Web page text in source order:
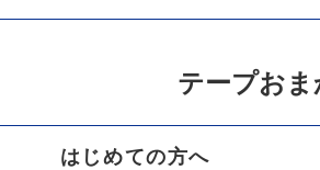
テープお
はじめての方へ